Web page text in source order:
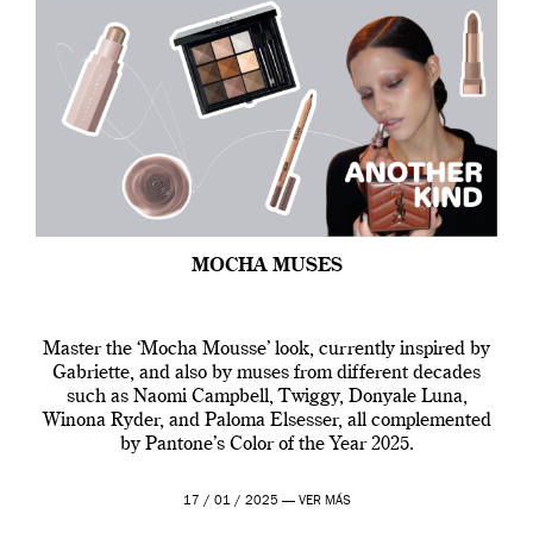
MOCHA MUSES
Master the ‘Mocha Mousse’ look, currently inspired by
Gabriette, and also by muses from different decades
such as Naomi Campbell, Twiggy, Donyale Luna,
Winona Ryder, and Paloma Elsesser, all complemented
by Pantone’s Color of the Year 2025.
17 / 01 / 2025 — VER MÁS